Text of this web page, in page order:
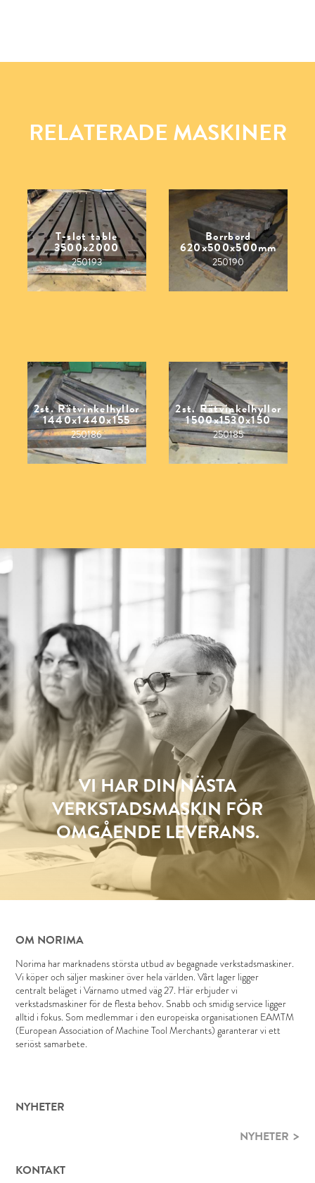
RELATERADE MASKINER
T-slot table
3500x2000
250193
Borrbord
620x500x500mm
250190
2st. Rätvinkelhyllor
1440x1440x155
250186
2st. Rätvinkelhyllor
1500x1530x150
250185
VI HAR DIN NÄSTA
VERKSTADSMASKIN FÖR
OMGÅENDE LEVERANS.
OM NORIMA
Norima har marknadens största utbud av begagnade verkstadsmaskiner.
Vi köper och säljer maskiner över hela världen. Vårt lager ligger
centralt beläget i Värnamo utmed väg 27. Här erbjuder vi
verkstadsmaskiner för de flesta behov. Snabb och smidig service ligger
alltid i fokus. Som medlemmar i den europeiska organisationen EAMTM
(European Association of Machine Tool Merchants) garanterar vi ett
seriöst samarbete.
NYHETER
NYHETER
KONTAKT